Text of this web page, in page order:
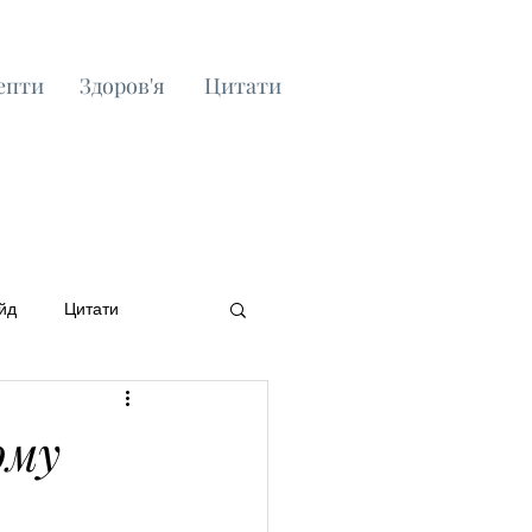
Здоров'я Цитати
Цитати